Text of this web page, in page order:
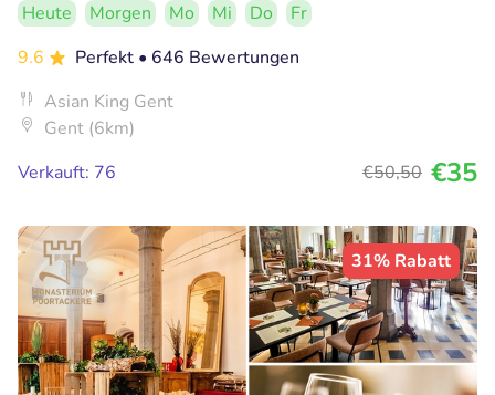
Heute Morgen Mo Mi Do
Fr
9.6
Perfekt • 646 Bewertungen
Asian King Gent
Gent (6km)
Verkauft: 76
€50,50 €35
31% Rabatt